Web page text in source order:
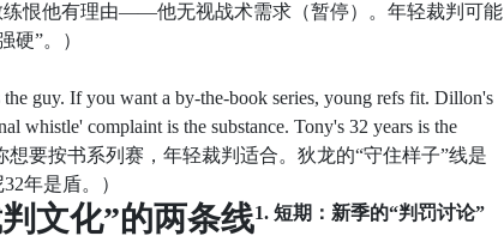
练恨他有理由——他无视战术需求（暂停）。年轻裁判可能
硬”。）
guy. If you want a by-the-book series, young refs fit. Dillon's
whistle' complaint is the substance. Tony's 32 years is the
要按书系列赛，年轻裁判适合。狄龙的“守住样子”线是
年是盾。）
文化”的两条线1. 短期：新季的“判罚讨论”